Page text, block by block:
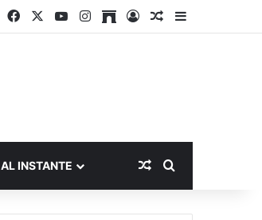
FacebookYouTubeInstagram
ArchiveAccesoPublicación al
Barra lateral
AL INSTANTE Publicación al
Buscar por